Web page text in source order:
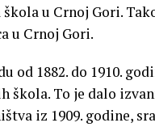
škola u Crnoj Gori.
u Crnoj Gori.
od 1882. do 1910.
škola. To je dalo
iz 1909. godine,